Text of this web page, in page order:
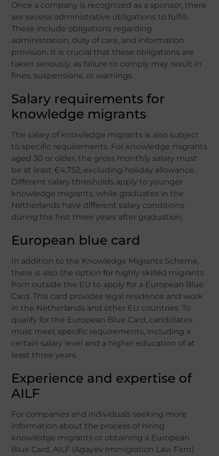
Once a company is recognized as a sponsor, there
are several administrative obligations to fulfill.
These include obligations regarding
administration, duty of care, and information
provision. It is crucial that these obligations are
taken seriously, as failure to comply may result in
fines, suspensions, or warnings.
Salary requirements for
knowledge migrants
The salary of knowledge migrants is also subject
to specific requirements. For knowledge migrants
aged 30 or older, the gross monthly salary must
be at least €4,752, excluding holiday allowance.
Different salary thresholds apply to younger
knowledge migrants, while graduates in the
Netherlands have different salary conditions
during the first three years after graduation.
European blue card
In addition to the Knowledge Migrants Scheme,
there is also the option for highly skilled migrants
from outside the EU to apply for a European Blue
Card. This card provides legal residence and work
in the Netherlands and other EU countries. To
qualify for the European Blue Card, candidates
must meet specific requirements, including a
certain salary level and a higher education of at
least three years.
Experience and expertise of
AILF
For companies and individuals seeking more
information about the process of hiring
knowledge migrants or obtaining a European
Blue Card, AILF (Agayev Immigration Law Firm)